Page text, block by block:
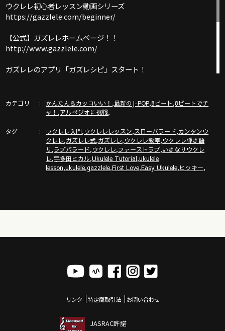
ウクレレ初心者レッスン動画シリーズ
https://gazzlele.com/beginner/
【公式】ガズレレホームページ！！
http://www.gazzlele.com/
ガズレレのアプリ「ガズレシピ」スタート！
ガズのわがままウクレレ
https://gazzlele.com/wagamamaukulele/
ガズのサブチャンネル「ガズトーク！」
https://www.youtube.com/channel/UC8YUGZF76p-
GD_HKq_ZQRHA
カテゴリ かんたん＆カッコいい！ ,最新のJ-POP,8ビート,8ビートでチ
ャ！ ,アルペジオに挑戦,
タグ ウクレレ入門,ウクレレレッスン,スローバラード,カンタンウ
クレレ,ガズレレ式,ガズレレ,ウクレレ教室,ウクレレ弾き語
り ,ラブバラード,ウクレレ,ファーストラブ,いきなりウクレ
レ,宇多田ヒカル,Ukulele Tutorial,ukulele
lesson,ukulele,gazzlele,First Love,Easy Ukulele,ヒッキー,
リンク 特定商取引法 お問い合わせ
JASRAC許諾